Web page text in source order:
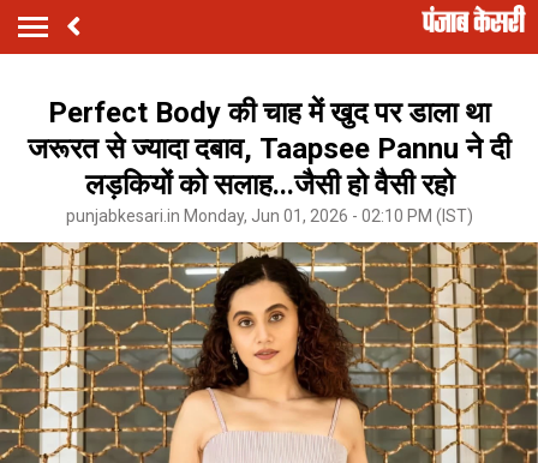
Perfect Body की चाह में खुद पर डाला था
जरूरत से ज्यादा दबाव, Taapsee Pannu ने दी
लड़कियों को सलाह...जैसी हो वैसी रहो
punjabkesari.in Monday, Jun 01, 2026 - 02:10 PM (IST)